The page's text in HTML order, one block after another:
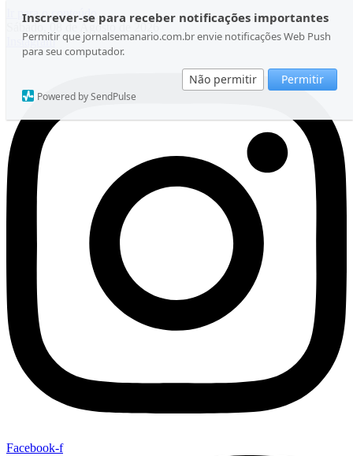
Inscrever-se para receber notificações importantes
Permitir que jornalsemanario.com.br envie notificações Web Push
para seu computador.
Não permitir Permitir
Powered by SendPulse
Ir para o conteúdo
Sábado, 08 de Agosto de 2026
Instagram
Facebook-f